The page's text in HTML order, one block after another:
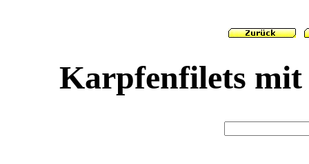
Karpfenfilets mit